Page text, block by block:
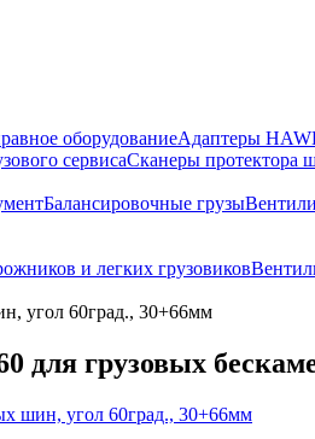
оборудованиеАдаптеры
сервисаСканеры протектора
Балансировочные грузы
и легких грузовиков
угол 60град., 30+66мм
для грузовых